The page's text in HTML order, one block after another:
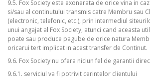
9.5. Fox Society este exonerata de orice vina in
si/sau al continutului transmis catre Membru sau
(electronic, telefonic, etc.), prin intermediul
unui angajat al Fox Society, atunci cand aceasta
poate sau produce pagube de orice natura
oricarui tert implicat in acest transfer de Continut.
9.6. Fox Society nu ofera niciun fel de garantii
9.6.1. serviciul va fi potrivit cerintelor clientului